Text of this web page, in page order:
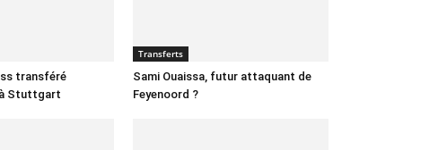
transféré
Stuttgart
Transferts
Sami Ouaissa, futur attaquant de
Feyenoord ?